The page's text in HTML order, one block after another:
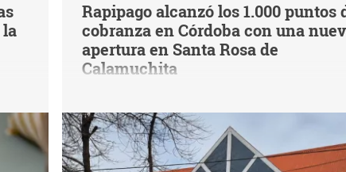
la
Rapipago alcanzó los 1.000 puntos
cobranza en Córdoba con una
apertura en Santa Rosa de
Calamuchita